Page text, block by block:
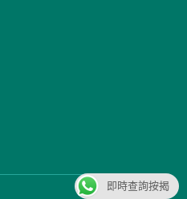
即時查詢按揭